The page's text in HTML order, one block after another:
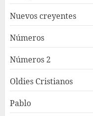
Nuevos creyentes
Números
Números 2
Oldies Cristianos
Pablo